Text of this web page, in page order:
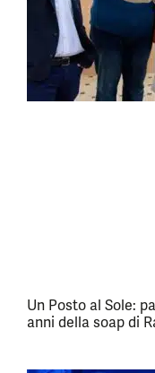
Un Posto al Sole:
anni della soap di